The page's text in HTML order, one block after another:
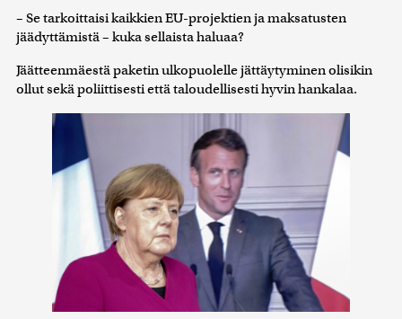
– Se tarkoittaisi kaikkien EU-projektien ja maksatusten
jäädyttämistä – kuka sellaista haluaa?
Jäätteenmäestä paketin ulkopuolelle jättäytyminen olisikin
ollut sekä poliittisesti että taloudellisesti hyvin hankalaa.